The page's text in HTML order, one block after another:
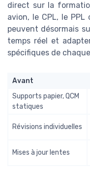
direct sur la
avion, le CPL, le
peuvent désormais
temps réel et
spécifiques de
Avant
Supports papier, QCM
statiques
Révisions individuelles
Mises à jour lentes